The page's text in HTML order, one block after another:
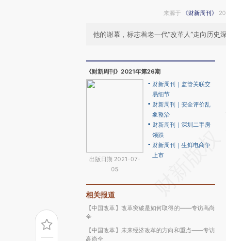
来源于 《财新周刊》
他的谢幕，标志着老一代“改革人”走向历史
《财新周刊》2021年第26期
出版日期 2021-07-
05
财新周刊｜监管关联交
易细节
财新周刊｜安全评价乱
象整治
财新周刊｜深圳二手房
领跌
财新周刊｜生鲜电商争
上市
相关报道
【中国改革】改革突破是如何取得的——专访高尚
全
【中国改革】未来经济改革的方向和重点——专访
高尚全